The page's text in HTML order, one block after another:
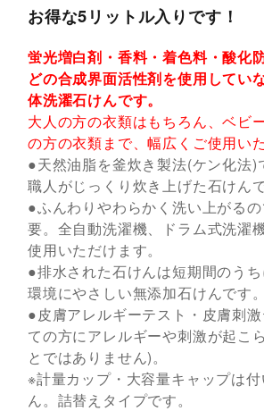
お得な5リットル入りです！
蛍光増白剤・香料・着色料・酸化
どの合成界面活性剤を使用してい
体洗濯石けんです。
大人の方の衣類はもちろん、ベビ
の方の衣類まで、幅広くご使用い
●天然油脂を釜炊き製法(ケン化法)
職人がじっくり炊き上げた石けんで
●ふんわりやわらかく洗い上がる
要。全自動洗濯機、ドラム式洗濯
使用いただけます。
●排水された石けんは短期間のうち
環境にやさしい無添加石けんです。
●皮膚アレルギーテスト・皮膚刺
ての方にアレルギーや刺激が起こ
とではありません)。
※計量カップ・大容量キャップは
ん。詰替えタイプです。